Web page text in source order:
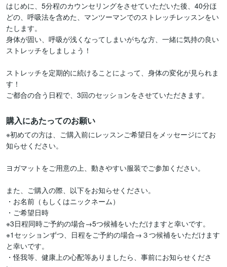
はじめに、5分程のカウンセリングをさせていただいた後、40分ほ
どの、呼吸法を含めた、マンツーマンでのストレッチレッスンをい
たします。
身体が固い、呼吸が浅くなってしまいがちな方、一緒に気持の良い
ストレッチをしましょう！
ストレッチを定期的に続けることによって、身体の変化が見られま
す！
ご都合の合う日程で、3回のセッションをさせていただきます。
購入にあたってのお願い
※初めての方は、ご購入前にレッスンご希望日をメッセージにてお
知らせください。
ヨガマットをご用意の上、動きやすい服装でご参加ください。
また、ご購入の際、以下をお知らせください。
・お名前（もしくはニックネーム）
・ご希望日時
※3日程同時ご予約の場合→5つ候補をいただけますと幸いです。
※1セッションずつ、日程をご予約の場合→３つ候補をいただけます
と幸いです。
・怪我等、健康上の心配等ありましたら、事前にお知らせくださ